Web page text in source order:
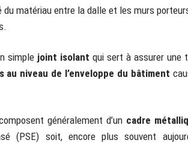
matériau entre la dalle et les murs
simple joint isolant qui sert à assurer une
au niveau de l’enveloppe du bâtiment
généralement d’un cadre
(PSE) soit, encore plus souvent